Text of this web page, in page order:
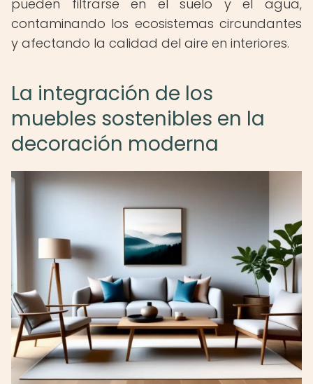
pueden filtrarse en el suelo y el agua,
contaminando los ecosistemas circundantes
y afectando la calidad del aire en interiores.
La integración de los
muebles sostenibles en la
decoración moderna